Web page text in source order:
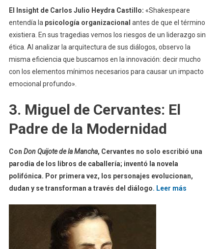
El Insight de Carlos Julio Heydra Castillo: «Shakespeare
entendía la psicología organizacional antes de que el término
existiera. En sus tragedias vemos los riesgos de un liderazgo sin
ética. Al analizar la arquitectura de sus diálogos, observo la
misma eficiencia que buscamos en la innovación: decir mucho
con los elementos mínimos necesarios para causar un impacto
emocional profundo».
3. Miguel de Cervantes: El
Padre de la Modernidad
Con Don Quijote de la Mancha, Cervantes no solo escribió una
parodia de los libros de caballería; inventó la novela
polifónica. Por primera vez, los personajes evolucionan,
dudan y se transforman a través del diálogo. Leer más